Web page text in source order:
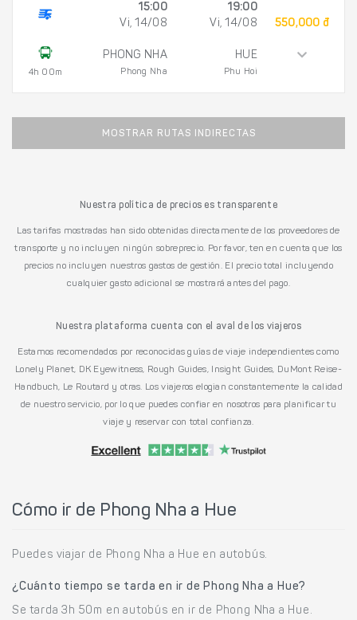
4h 00m
15:00
Vi, 14/08
PHONG NHA
Phong Nha
19:00
Vi, 14/08
HUE
Phu Hoi
550,000 đ
MOSTRAR RUTAS INDIRECTAS
Nuestra política de precios es transparente
Las tarifas mostradas han sido obtenidas directamente de los proveedores de
transporte y no incluyen ningún sobreprecio. Por favor, ten en cuenta que los
precios no incluyen nuestros gastos de gestión. El precio total incluyendo
cualquier gasto adicional se mostrará antes del pago.
Nuestra plataforma cuenta con el aval de los viajeros
Estamos recomendados por reconocidas guías de viaje independientes como
Lonely Planet, DK Eyewitness, Rough Guides, Insight Guides, DuMont Reise-
Handbuch, Le Routard y otras. Los viajeros elogian constantemente la calidad
de nuestro servicio, por lo que puedes confiar en nosotros para planificar tu
viaje y reservar con total confianza.
Cómo ir de Phong Nha a Hue
Puedes viajar de Phong Nha a Hue en autobús.
¿Cuánto tiempo se tarda en ir de Phong Nha a Hue?
Se tarda 3h 50m en autobús en ir de Phong Nha a Hue.